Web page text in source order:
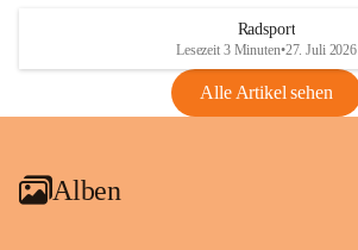
VBl. EU Nr. 18_2026
Radsport
Lesezeit 3 Minuten•27. Juli 2026
Alle Artikel sehen
Alben